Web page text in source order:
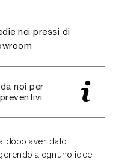
nei pressi di
noi per
dopo aver dato
a ognuno idee